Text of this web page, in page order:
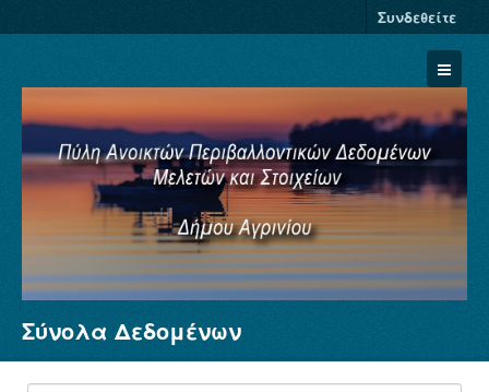
Συνδεθείτε
Σύνολα Δεδομένων
Φορείς
Σύνολα Δεδομένων